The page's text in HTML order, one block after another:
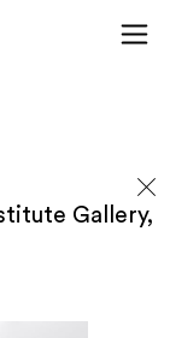
Gallery,